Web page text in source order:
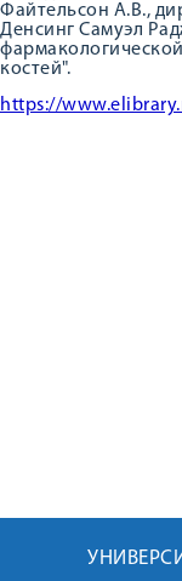
Файтельсон А.В.,
Денсинг Самуэл
костей".
https://